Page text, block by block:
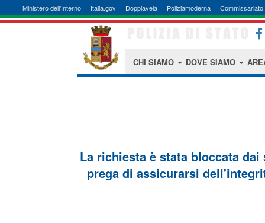
Ministero dell'Interno Italia.gov Doppiavela Poliziamoderna Commissariato
CHI SIAMO DOVE SIAMO
La richiesta è stata bloccata
prega di assicurarsi